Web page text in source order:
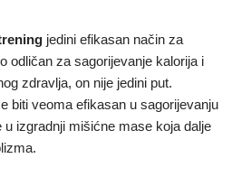
jedini efikasan način za
odličan za sagorijevanje kalorija i
zdravlja, on nije jedini put.
biti veoma efikasan u sagorijevanju
u izgradnji mišićne mase koja dalje